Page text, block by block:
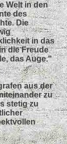
Welt in den
des
Die
in das
die Freude
das Auge."
aus der
zu
stetig zu